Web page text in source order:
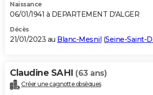
Naissance
06/01/1941 à DEPARTEMENT D'ALGER
Décès
21/01/2023 au Blanc-Mesnil (Seine-Saint-
Claudine SAHI (63 ans)
Créer une cagnotte obsèques